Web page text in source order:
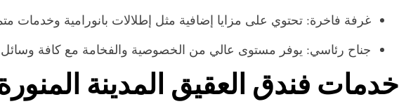
غرفة فاخرة: تحتوي على مزايا إضافية مثل إطلالات بانورامية وخدمات
جناح رئاسي: يوفر مستوى عالي من الخصوصية والفخامة مع كافة وسائل
خدمات فندق العقيق المدينة